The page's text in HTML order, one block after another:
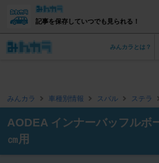
記事を保存していつでも見られる！
みんカラとは？
みんカラ 車種別情報 スバル ステラ
AODEA インナーバッフル
㎝用